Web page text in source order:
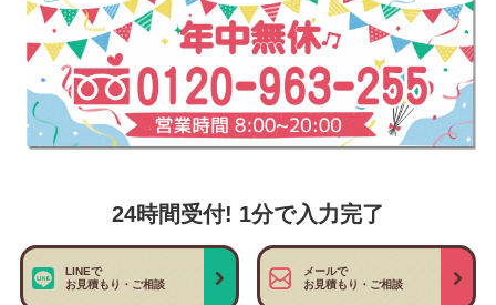
24時間受付! 1分で入力完了
LINEで
お見積もり・ご相談
メールで
お見積もり・ご相談